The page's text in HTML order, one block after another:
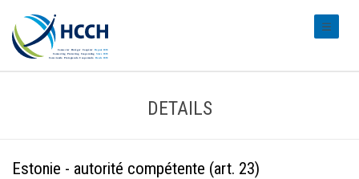
DETAILS
Estonie - autorité compétente (art. 23)